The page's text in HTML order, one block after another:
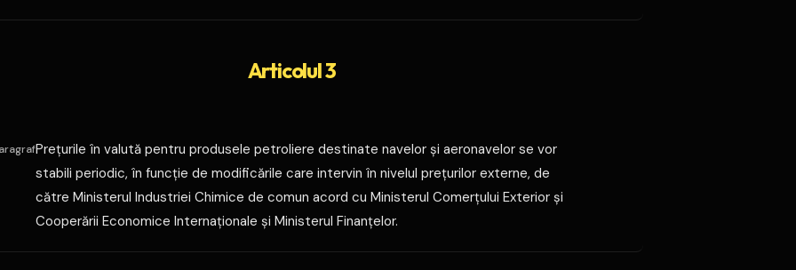
Articolul 3
Preţurile în valută pentru produsele petroliere destinate navelor şi aeronavelor se vor
stabili periodic, în funcţie de modificările care intervin în nivelul preţurilor externe, de
către Ministerul Industriei Chimice de comun acord cu Ministerul Comerţului Exterior şi
Cooperării Economice Internaţionale şi Ministerul Finanţelor.